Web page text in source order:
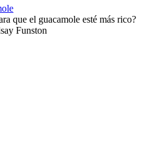
que el guacamole esté más rico?
Funston